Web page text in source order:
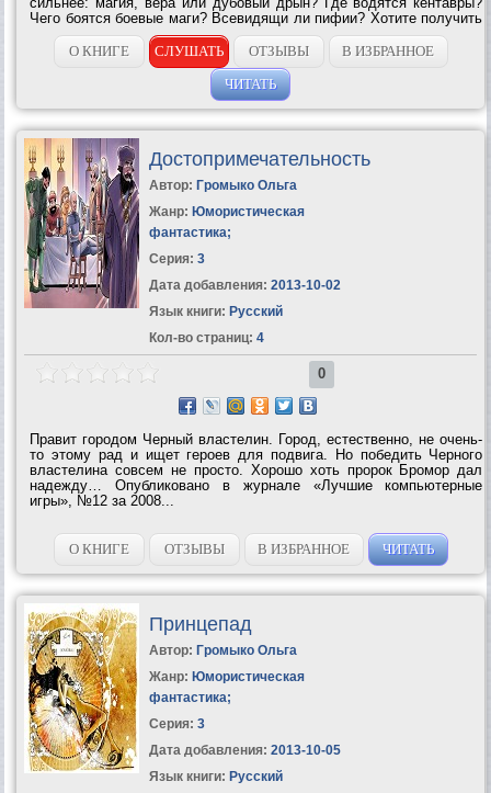
Чего боятся боевые маги? Всевидящи ли пифии? Хотите получить
ответ на эти вопросы, а также встретиться со старыми друзьями и
познакомиться с новыми?...
О КНИГЕ СЛУШАТЬ ОТЗЫВЫ
В ИЗБРАННОЕ
ЧИТАТЬ
Достопримечательность
Автор: Громыко Ольга
Жанр: Юмористическая
фантастика;
Серия: 3
Дата добавления: 2013-10-02
Язык книги: Русский
Кол-во страниц: 4
0
Правит городом Черный властелин. Город, естественно, не очень-
то этому рад и ищет героев для подвига. Но победить Черного
властелина совсем не просто. Хорошо хоть пророк Бромор дал
надежду… Опубликовано в журнале «Лучшие компьютерные
игры», №12 за 2008...
О КНИГЕ ОТЗЫВЫ В ИЗБРАННОЕ ЧИТАТЬ
Принцепад
Автор: Громыко Ольга
Жанр: Юмористическая
фантастика;
Серия: 3
Дата добавления: 2013-10-05
Язык книги: Русский